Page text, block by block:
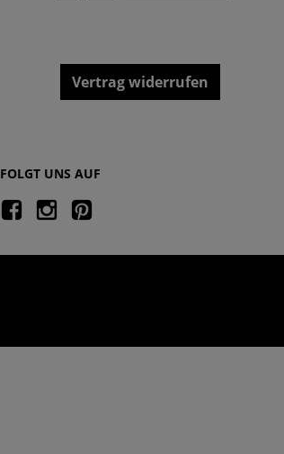
Vertrag widerrufen
FOLGT UNS AUF